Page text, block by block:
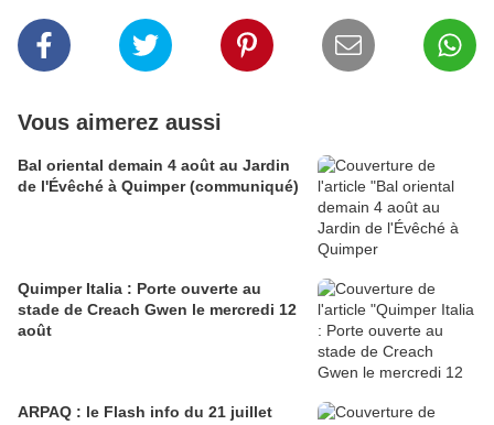
Vous aimerez aussi
Bal oriental demain 4 août au Jardin
de l'Évêché à Quimper (communiqué)
Quimper Italia : Porte ouverte au
stade de Creach Gwen le mercredi 12
août
ARPAQ : le Flash info du 21 juillet